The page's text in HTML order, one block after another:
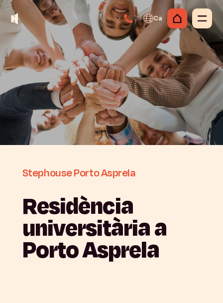
Ca
StephousePortoAsprela
Residència
universitàriaa
PortoAsprela